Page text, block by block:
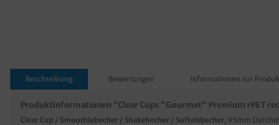
Beschreibung Bewertungen Informationen zur
Produktinformationen "Clear Cups "Gourmet" Premium rPET
Clear Cup / Smoothiebecher / Shakebecher / Softeisbecher , 95mm